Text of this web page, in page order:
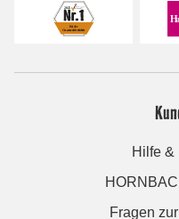
Hilfe &
Fragen